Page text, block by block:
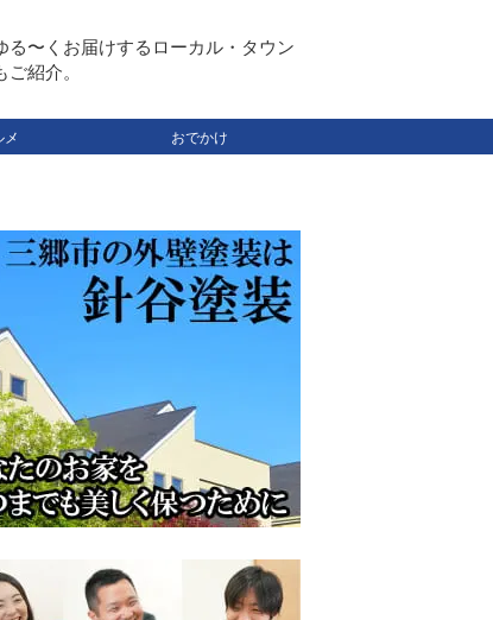
〜くお届けするローカル・タウン
紹介。
メ おでかけ